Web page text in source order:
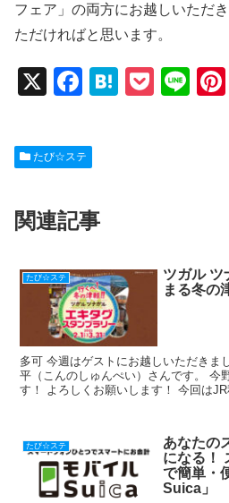
フェア」の両方にお越しいただ
ただければと思います。
X
F
c
e
o
k
H
P
Li
たび☆ステ
関連記事
たび☆ステ
ツガル ツ
まる冬の
多可 今週はゲストにお越しいただきま
平（こんのしゅんぺい）さんです。 今
す！ よろしくお願いします！ 今回は
たび☆ステ
あなたの
になる！
で簡単・
Suica」